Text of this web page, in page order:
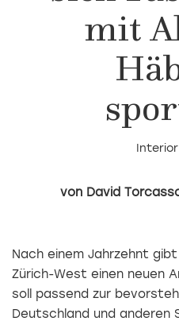
mit
Interior
David
Nach einem Jahrzehnt
Zürich-West einen neuen
soll passend zur
Deutschland und anderen